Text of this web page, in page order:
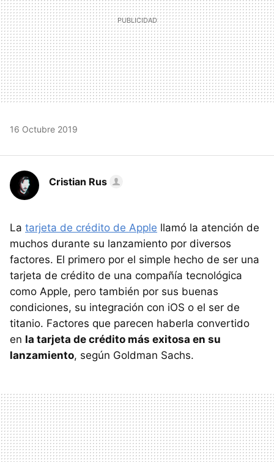
16 Octubre 2019
Cristian Rus
La tarjeta de crédito de Apple llamó la atención de
muchos durante su lanzamiento por diversos
factores. El primero por el simple hecho de ser una
tarjeta de crédito de una compañía tecnológica
como Apple, pero también por sus buenas
condiciones, su integración con iOS o el ser de
titanio. Factores que parecen haberla convertido
en la tarjeta de crédito más exitosa en su
lanzamiento, según Goldman Sachs.